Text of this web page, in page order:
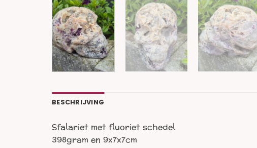
BESCHRIJVING
Sfalariet met fluoriet schedel
398gram en 9x7x7cm